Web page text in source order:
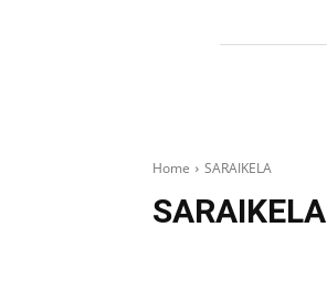
Home SARAIKELA
SARAIKELA